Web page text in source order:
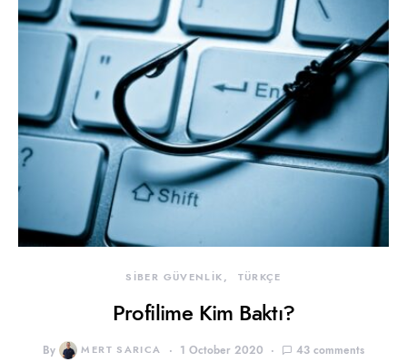
SİBER GÜVENLİK TÜRKÇE
Profilime Kim Baktı?
By MERT SARICA 1 October 2020 43 comments